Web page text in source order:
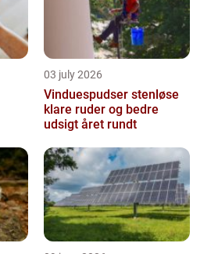
03 july 2026
Vinduespudser stenløse
klare ruder og bedre
udsigt året rundt